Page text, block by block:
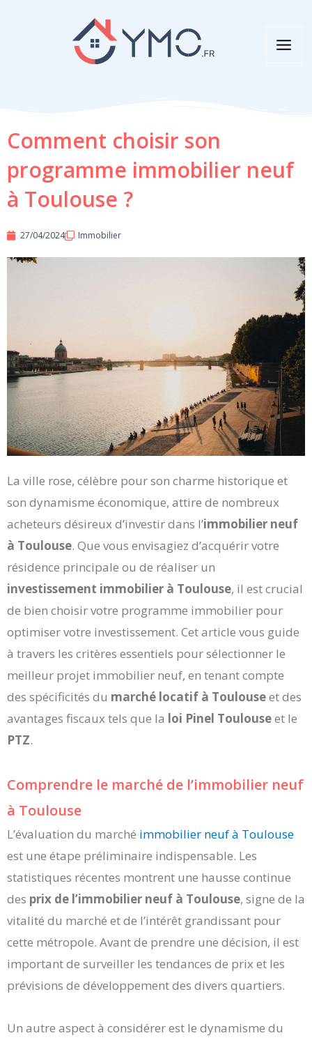
Comment choisir son
programme immobilier neuf
à Toulouse ?
27/04/2024 Immobilier
La ville rose, célèbre pour son charme historique et
son dynamisme économique, attire de nombreux
acheteurs désireux d’investir dans l’immobilier neuf
à Toulouse. Que vous envisagiez d’acquérir votre
résidence principale ou de réaliser un
investissement immobilier à Toulouse, il est crucial
de bien choisir votre programme immobilier pour
optimiser votre investissement. Cet article vous guide
à travers les critères essentiels pour sélectionner le
meilleur projet immobilier neuf, en tenant compte
des spécificités du marché locatif à Toulouseet des
avantages fiscaux tels que la loi Pinel Toulouseet le
PTZ.
Comprendre le marché de l’immobilier neuf
à Toulouse
L’évaluation du marché immobilier neuf à Toulouse
est une étape préliminaire indispensable. Les
statistiques récentes montrent une hausse continue
des prix de l’immobilier neuf à Toulouse, signe de la
vitalité du marché et de l’intérêt grandissant pour
cette métropole. Avant de prendre une décision, il est
important de surveiller les tendances de prix et les
prévisions de développement des divers quartiers.
Un autre aspect à considérer est le dynamisme du